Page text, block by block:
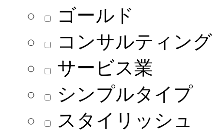
ゴールド
コンサルティング
サービス業
シンプルタイプ
スタイリッシュ